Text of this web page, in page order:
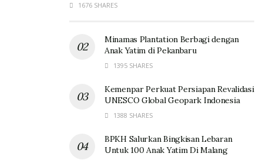
1676 SHARES
Minamas Plantation Berbagi dengan
Anak Yatim di Pekanbaru
1395 SHARES
Kemenpar Perkuat Persiapan Revalidasi
UNESCO Global Geopark Indonesia
1388 SHARES
BPKH Salurkan Bingkisan Lebaran
Untuk 100 Anak Yatim Di Malang